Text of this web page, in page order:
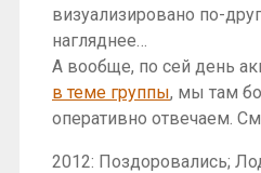
визуализировано по-
нагляднее…
А вообще, по сей день
в теме группы, мы там
оперативно отвечаем.
2012: Поздоровались;